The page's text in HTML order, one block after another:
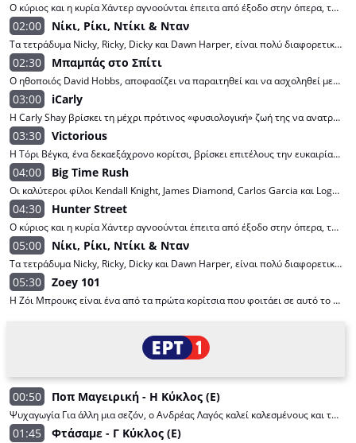
Ο κύριος και η κυρία Χάντερ αγνοούνται έπειτα από έξοδο στην όπερα, τα πέντε ανάδοχα παιδιά τους πρέπει να λύσουν το μυστήριο της εξαφάνισής τους, ενώ προσποιούνται ότι όλα είναι καλά.
02:00 Νίκι, Ρίκι, Ντίκι & Νταν
Τα τετράδυμα Nicky, Ricky, Dicky και Dawn Harper, είναι πολύ διαφορετικά μεταξύ τους, συχνά εμπλέκονται σε σοβαρή αδελφική αντιπαλότητα. Ωστόσο βρίσκουν ενδιαφέρουσες λύσεις για όλα τα προβλήματά τους.
02:30 Μπαμπάς στο Σπίτι
Ο ηθοποιός David Hobbs, αποφασίζει να παραιτηθεί και να ασχοληθεί με τις δουλειές του σπιτιού. Ωστόσο, συνειδητοποιεί ότι το να είσαι σύζυγος στο σπίτι δεν είναι τόσο εύκολο όσο φαίνεται.
03:00 iCarly
Η Carly Shay βρίσκει τη μέχρι πρότινος «φυσιολογική» ζωή της να ανατρέπεται, όταν η διαδικτυακή της εκπομπή, «iCarly», γνωρίζει επιτυχία με τη νεολαία του διαδικτύου. Καθώς οι γονείς της ταξιδεύουν στο εξωτερικό, η Carly πρέπει να βασιστεί στη βοήθεια των φίλων της Sam και Freddie και του ιδιόρρυθμου μεγαλύτερου αδελφού της, Spencer, για να διαχειριστεί τη μεγάλη της επιτυχία.
03:30 Victorious
Η Τόρι Βέγκα, ένα δεκαεξάχρονο κορίτσι, βρίσκει επιτέλους την ευκαιρία να βγει από τη σκιά της αδελφής της και να αποδείξει την αξία της, αφού θα φοιτήσει σε ξακουστό λύκειο παραστατικών τεχνών.
04:00 Big Time Rush
Οι καλύτεροι φίλοι Kendall Knight, James Diamond, Carlos Garcia και Logan Mitchell μεγάλωσαν μαζί στη Μινεσότα. Εκτός από τον Τζέιμς, τα αγόρια ενδιαφέρονται περισσότερο για το χόκεϊ παρά για το Χόλιγουντ, αλλά όταν ένας γνωστός παραγωγός φτάνει στη χώρα αναζητώντας νεαρά ταλέντα, ο Τζέιμς πρέπει να πείσει τους άλλους να τον υποστηρίξουν στο casting.
04:30 Hunter Street
Ο κύριος και η κυρία Χάντερ αγνοούνται έπειτα από έξοδο στην όπερα, τα πέντε ανάδοχα παιδιά τους πρέπει να λύσουν το μυστήριο της εξαφάνισής τους, ενώ προσποιούνται ότι όλα είναι καλά.
05:00 Νίκι, Ρίκι, Ντίκι & Νταν
Τα τετράδυμα Nicky, Ricky, Dicky και Dawn Harper, είναι πολύ διαφορετικά μεταξύ τους, συχνά εμπλέκονται σε σοβαρή αδελφική αντιπαλότητα. Ωστόσο βρίσκουν ενδιαφέρουσες λύσεις για όλα τα προβλήματά τους.
05:30 Zoey 101
Η Ζόι Μπρουκς είναι ένα από τα πρώτα κορίτσια που φοιτάει σε αυτό το κάποτε αποκλειστικά αγορίστικο σχολείο. Μαζί με την καλύτερη της φίλη Λόλα και την τρελή παρέα τους, η Ζόι αντιμετωπίζει τις προκλήσεις της εφηβείας, την πίεση των μαθημάτων, τους πρώτους έρωτες και τις διασκεδαστικές φάρσες!
00:50 Ποπ Μαγειρική - Η Κύκλος (E)
Ψυχαγωγία Για άλλη μια σεζόν, ο Ανδρέας Λαγός καλεί καλεσμένους και τηλεθεατές να μην ξεχνούν να μαγειρεύουν με την καρδιά τους, για αυτούς που αγαπούν! Γιατί η μαγειρική μπορεί να είναι ΠΟΠ Μαγειρική! Επιμέλεια συνταγών: Ανδρέας Λαγός Σκηνοθεσία: Γιώργος Λογοθέτης Οργάνωση παραγωγής: Θοδωρής Σ. Καβαδάς Αρχισυνταξία: Tζίνα Γαβαλά Διεύθυνση παραγωγής: Βασίλης Παπαδάκης Διευθυντής Φωτογραφίας: Θέμης Μερτύρης Υπεύθυνη Καλεσμένων- Δημοσιογραφική επιμέλεια: Νικολέτα Μακρή Παραγωγή: GV Productions Παρουσίαση: Ανδρέας Λαγός
01:45 Φτάσαμε - Γ Κύκλος (E)